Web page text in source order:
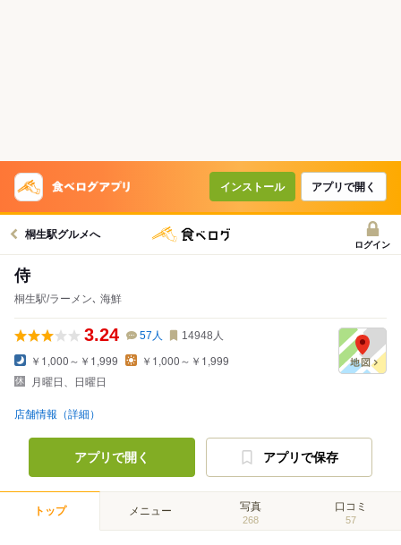
インストール アプリで開く
桐生駅グルメへ
ログイン
侍
桐生駅/ラーメン､ 海鮮
3.24 57 人 14948 人
￥1,000～￥1,999
￥1,000～￥1,999
月曜日、日曜日
店舗情報（詳細）
アプリで開く アプリで保存
トップ メニュー 写真
268
口コミ
57